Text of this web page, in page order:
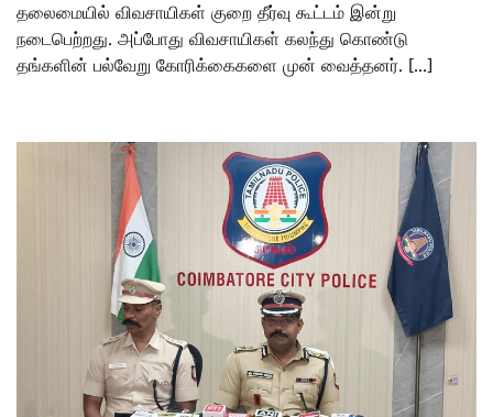
தலைமையில் விவசாயிகள் குறை தீர்வு கூட்டம் இன்று
நடைபெற்றது. அப்போது விவசாயிகள் கலந்து கொண்டு
தங்களின் பல்வேறு கோரிக்கைகளை முன் வைத்தனர். […]